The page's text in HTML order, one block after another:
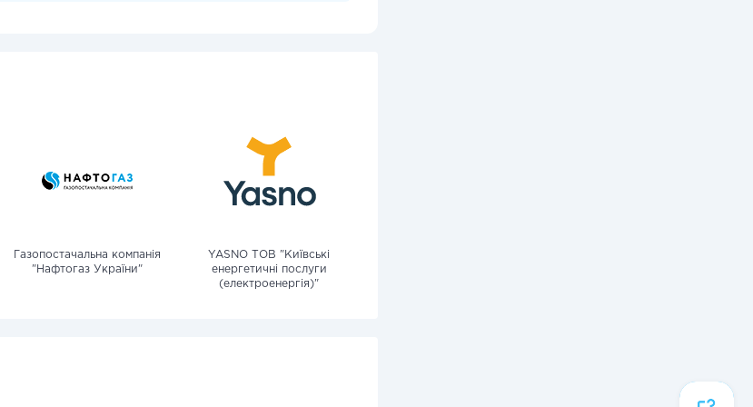
Газопостачальна компанія
"Нафтогаз України"
YASNO ТОВ "Київські
енергетичні послуги
(електроенергія)"